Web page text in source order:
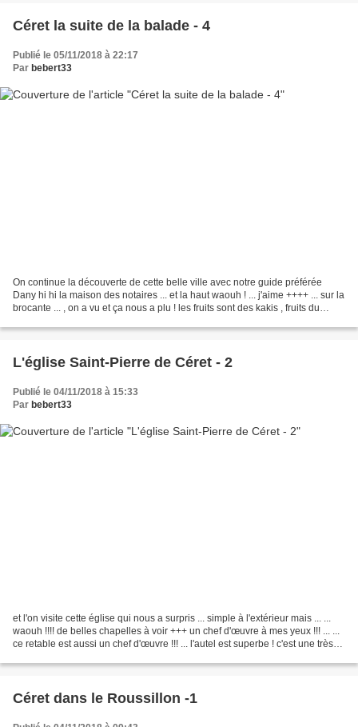
Céret la suite de la balade - 4
Publié le 05/11/2018 à 22:17
Par bebert33
On continue la découverte de cette belle ville avec notre guide préférée
Dany hi hi la maison des notaires ... et la haut waouh ! ... j'aime ++++ ... sur la
brocante ... , on a vu et ça nous a plu ! les fruits sont des kakis , fruits du
L'église Saint-Pierre de Céret - 2
Publié le 04/11/2018 à 15:33
Par bebert33
et l'on visite cette église qui nous a surpris ... simple à l'extérieur mais ... ...
waouh !!!! de belles chapelles à voir +++ un chef d'œuvre à mes yeux !!! ... ...
ce retable est aussi un chef d'œuvre !!! ... l'autel est superbe ! c'est une très
Céret dans le Roussillon -1